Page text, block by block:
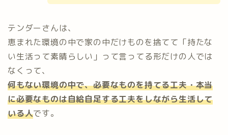
テンダーさんは、
恵まれた環境の中で家の中だけものを捨てて「持たな
い生活って素晴らしい」って言ってる形だけの人では
なくって、
何もない環境の中で、必要なものを持てる工夫・本当
に必要なものは自給自足する工夫をしながら生活して
いる人です。